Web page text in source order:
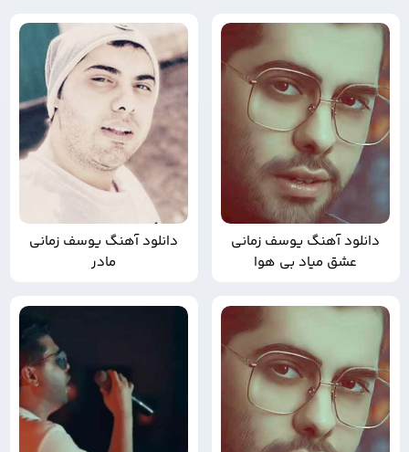
دانلود آهنگ یوسف زمانی
عشق میاد بی هوا
دانلود آهنگ یوسف زمانی
مادر